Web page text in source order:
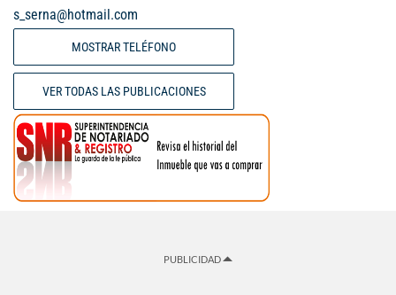
s_serna@hotmail.com
MOSTRAR TELÉFONO
VER TODAS LAS PUBLICACIONES
PUBLICIDAD